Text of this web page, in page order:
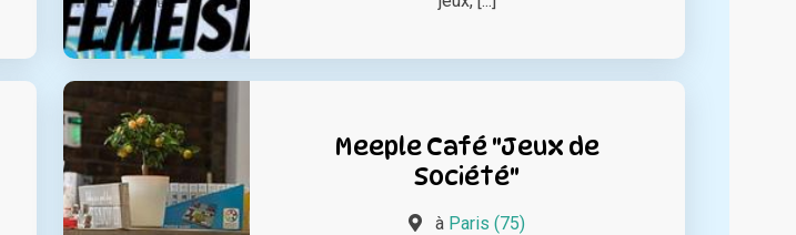
Meeple Café "Jeux de
Société"
à Paris (75)